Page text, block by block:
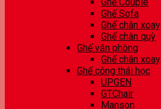
Ghế Sofa
Ghế chân xoay
Ghế chân quỳ
Ghế văn phòng
Ghế chân xoay
Ghế công thái học
UPGEN
GTChair
Manson